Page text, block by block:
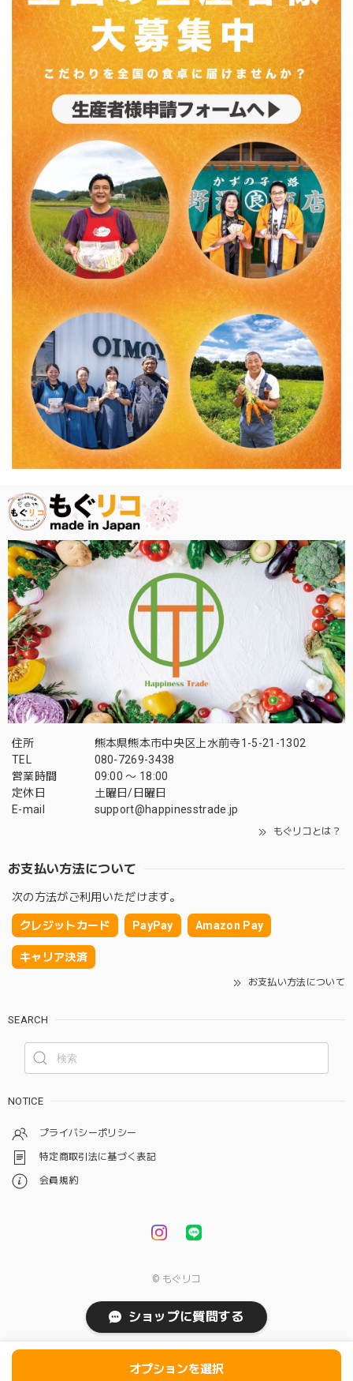
住所
熊本県熊本市中央区上水前寺1-5-21-1302
TEL
080-7269-3438
営業時間
09:00 〜 18:00
定休日
土曜日/日曜日
E-mail
support@happinesstrade.jp
もぐリコとは？
お支払い方法について
次の方法がご利用いただけます。
クレジットカード PayPay Amazon Pay
キャリア決済
お支払い方法について
SEARCH
NOTICE
プライバシーポリシー
特定商取引法に基づく表記
会員規約
© もぐリコ
オプションを選択
ショップに質問する